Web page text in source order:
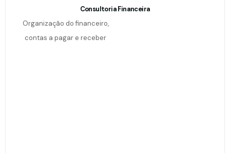
Consultoria Financeira
Organização do financeiro,
contas a pagar e receber